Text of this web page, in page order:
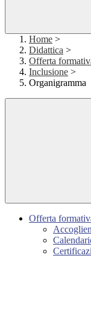
Home >
Didattica >
Offerta
Inclusione >
Organigramma
Offerta